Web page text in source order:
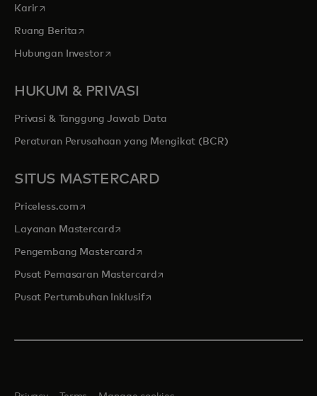
Kariropens in a new tab
Ruang Berita opens in a new tab
Hubungan Investoropens in a new tab
HUKUM & PRIVASI
Privasi & Tanggung Jawab Data
Peraturan Perusahaan yang Mengikat (BCR)
SITUS MASTERCARD
Priceless.com opens in a new tab
Layanan Mastercardopens in a new tab
Pengembang Mastercard opens in a new tab
Pusat Pemasaran Mastercardopens in a new tab
Pusat Pertumbuhan Inklusifopens in a new tab